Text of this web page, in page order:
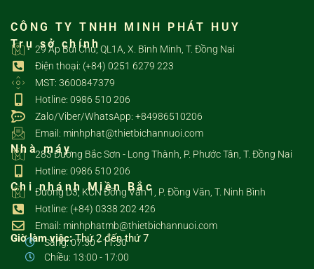
CÔNG TY TNHH MINH PHÁT HUY
Trụ sở chính
29 Ấp Bùi Chu, QL1A, X. Bình Minh, T. Đồng Nai
Điện thoại: (+84) 0251 6279 223
MST: 3600847379
Hotline: 0986 510 206
Zalo/Viber/WhatsApp: +84986510206
Email: minhphat@thietbichannuoi.com
Nhà máy
283 Đường Bắc Sơn - Long Thành, P. Phước Tân, T. Đồng Nai
Hotline: 0986 510 206
Chi nhánh Miền Bắc
Đường D3, KCN Đồng Văn 1, P. Đồng Văn, T. Ninh Bình
Hotline: (+84) 0338 202 426
Email: minhphatmb@thietbichannuoi.com
Giờ làm việc:Thứ 2 đến thứ 7
Sáng: 07:30 - 11:30
Chiều: 13:00 - 17:00